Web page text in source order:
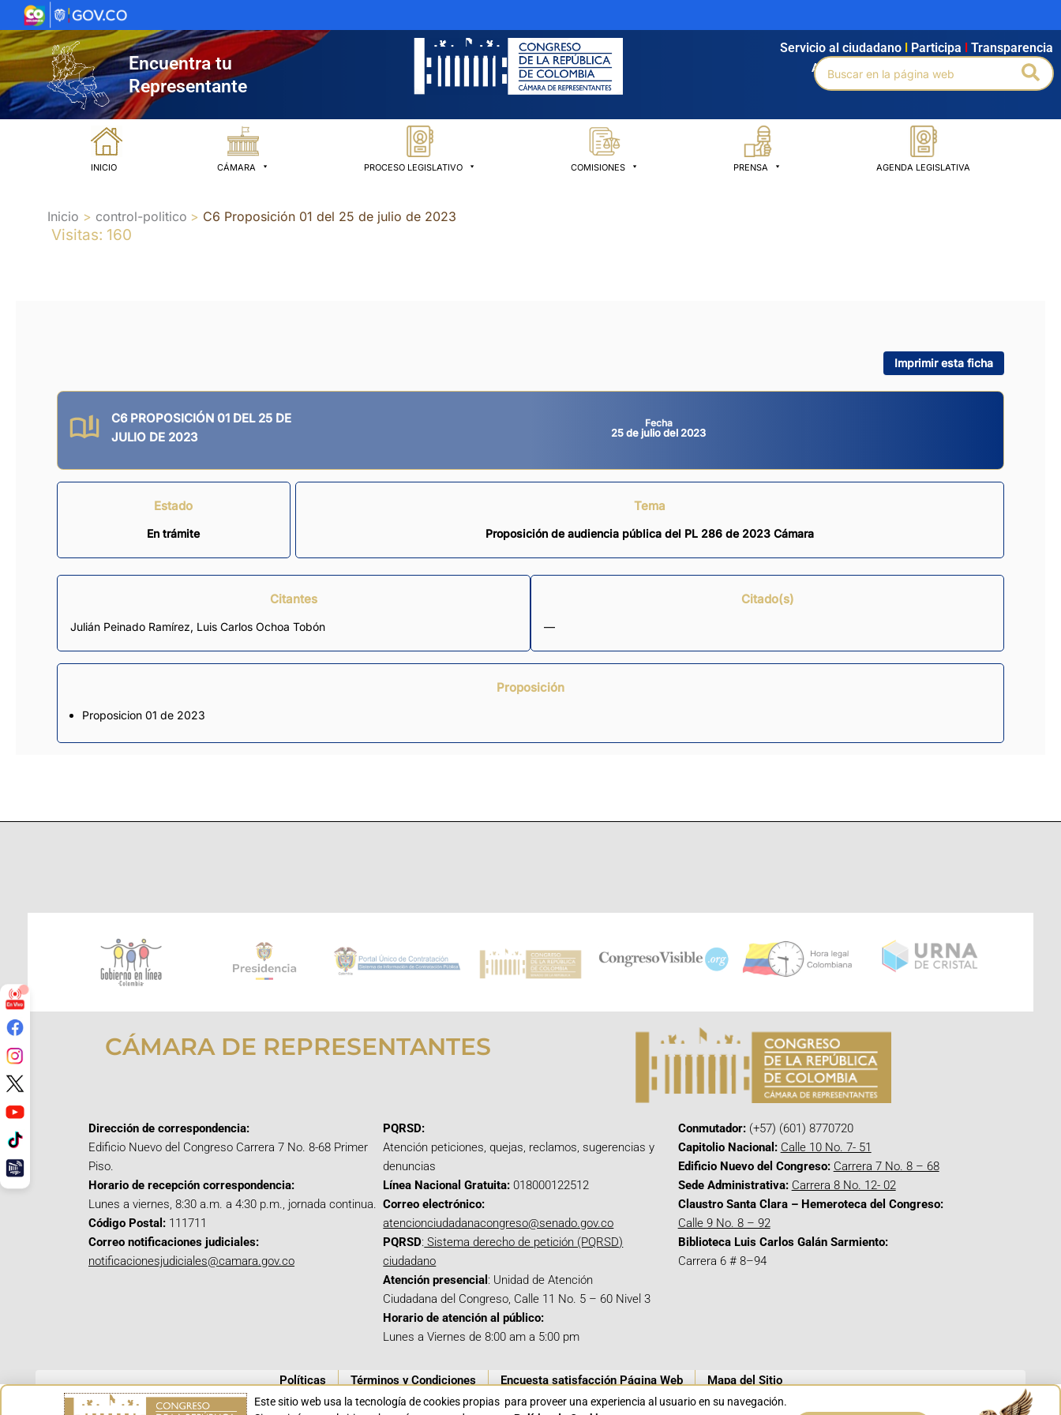
al
contenido
Encuentra tu
Representante
Agendamiento Intranet Búsqueda avanzada
Servicio al ciudadano Participa Transparencia
Buscar
por:
INICIO CÁMARA PROCESO LEGISLATIVO COMISIONES PRENSA AGENDA LEGISLATIVA
Inicio control-politico C6 Proposición 01 del 25 de julio de 2023
Visitas: 160
Imprimir esta ficha
C6 PROPOSICIÓN 01 DEL 25 DE
JULIO DE 2023
Fecha
25 de julio del 2023
Estado
En trámite
Tema
Proposición de audiencia pública del PL 286 de 2023 Cámara
Citantes
Julián Peinado Ramírez, Luis Carlos Ochoa Tobón
Citado(s)
—
Proposición
Proposicion 01 de 2023
CÁMARA DE REPRESENTANTES
Dirección de correspondencia:
Edificio Nuevo del Congreso Carrera 7 No. 8-68 Primer
Piso.
Horario de recepción correspondencia:
Lunes a viernes, 8:30 a.m. a 4:30 p.m., jornada continua.
Código Postal: 111711
Correo notificaciones judiciales:
notificacionesjudiciales@camara.gov.co
PQRSD:
Atención peticiones, quejas, reclamos, sugerencias y
denuncias
Línea Nacional Gratuita: 018000122512
Correo electrónico:
atencionciudadanacongreso@senado.gov.co
PQRSD: Sistema derecho de petición (PQRSD)
ciudadano
Atención presencial : Unidad de Atención
Ciudadana del Congreso, Calle 11 No. 5 – 60 Nivel 3
Horario de atención al público:
Lunes a Viernes de 8:00 am a 5:00 pm
Conmutador:(+57) (601) 8770720
Capitolio Nacional: Calle 10 No. 7- 51
Edificio Nuevo del Congreso: Carrera 7 No. 8 – 68
Sede Administrativa: Carrera 8 No. 12- 02
Claustro Santa Clara – Hemeroteca del Congreso:
Calle 9 No. 8 – 92
Biblioteca Luis Carlos Galán Sarmiento:
Carrera 6 # 8–94
Políticas Términos y Condiciones Encuesta satisfacción Página Web Mapa del Sitio
Este sitio web usa la tecnología de cookies propias para proveer una experiencia al usuario en su navegación.